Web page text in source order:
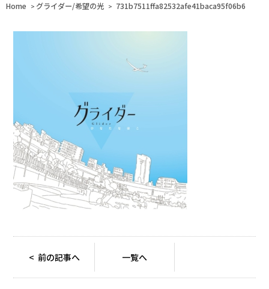
Home > グライダー/希望の光 > 731b7511ffa82532afe41baca95f06b6
< 前の記事へ 一覧へ